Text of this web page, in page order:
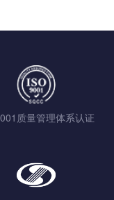
质量管理体系认证